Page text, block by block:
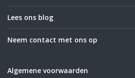
Lees ons blog
Neem contact met ons op
Algemene voorwaarden